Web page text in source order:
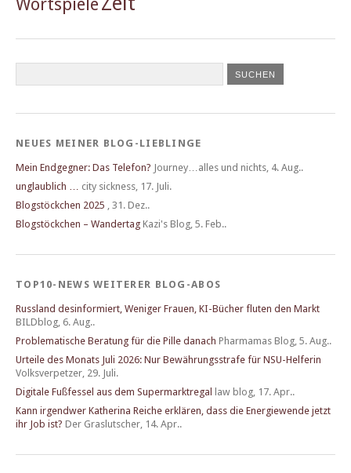
Wortspiele
NEUES MEINER BLOG-LIEBLINGE
Mein Endgegner: Das Telefon? Journey…alles und nichts 4. Aug..
unglaublich …
city sickness 17. Juli.
Blogstöckchen 2025
31. Dez..
Blogstöckchen – Wandertag Kazi's Blog 5. Feb..
TOP10-NEWS WEITERER BLOG-ABOS
Russland desinformiert, Weniger Frauen, KI-Bücher fluten den Markt
BILDblog 6. Aug..
Problematische Beratung für die Pille danach Pharmamas Blog 5. Aug..
Urteile des Monats Juli 2026: Nur Bewährungsstrafe für NSU-Helferin
Volksverpetzer 29. Juli.
Digitale Fußfessel aus dem Supermarktregal
law blog 17. Apr..
Kann irgendwer Katherina Reiche erklären, dass die Energiewende jetzt
ihr Job ist? Der Graslutscher 14. Apr..